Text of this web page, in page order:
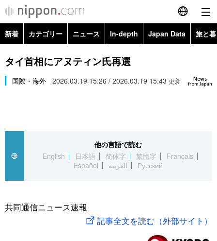
English
繁體字
العربية
社会
旅と暮らし
新着 カテゴリー ニュース In-depth Japan Data 旅と
政治・外交
経済・ビジネス
社会
文化
科学・技術
暮らし
Images
お知らせ
タイ首相にアヌティン氏再選
News
from Japan
国際・海外 2026.03.19 15:26 / 2026.03.19 15:43 更新
他の言語で読む
English
日本語 简体字 繁體字
Français
Español
العربية Русский
共同通信ニュース速報
記事全文を読む（外部サイト）